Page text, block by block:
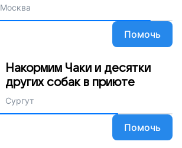
Москва
Помочь
Накормим Чаки и десятки
других собак в приюте
Сургут
Помочь